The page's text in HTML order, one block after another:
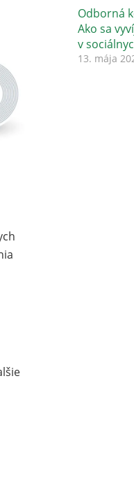
Odborná
Ako sa
v
13. mája